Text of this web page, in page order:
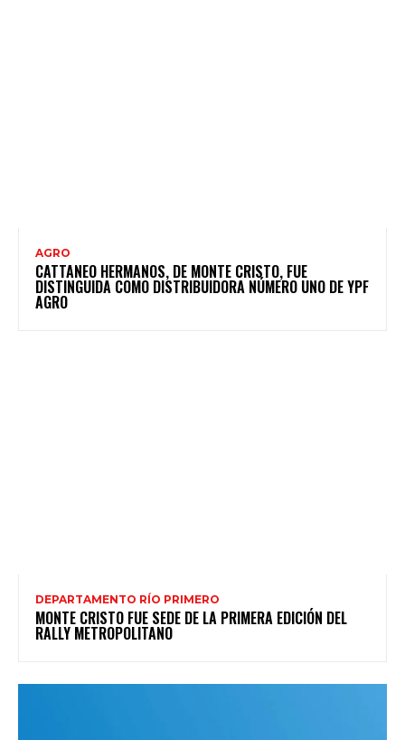
AGRO
CATTANEO HERMANOS, DE MONTE CRISTO, FUE
DISTINGUIDA COMO DISTRIBUIDORA NÚMERO UNO DE YPF
AGRO
DEPARTAMENTO RÍO PRIMERO
MONTE CRISTO FUE SEDE DE LA PRIMERA EDICIÓN DEL
RALLY METROPOLITANO